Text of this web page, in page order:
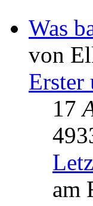
Was
von
Erster
17
am